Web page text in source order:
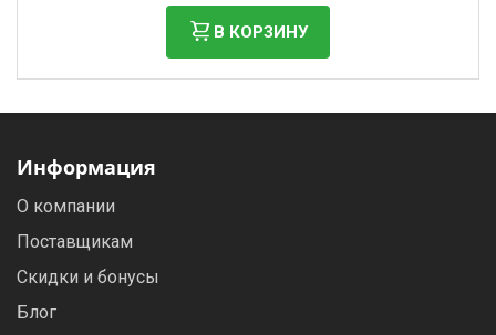
В КОРЗИНУ
Информация
О компании
Поставщикам
Скидки и бонусы
Блог